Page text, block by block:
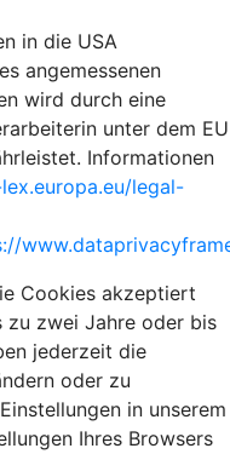
in die USA
angemessenen
wird durch eine
unter dem EU
Informationen
legal-
Cookies akzeptiert
zu zwei Jahre oder bis
jederzeit die
oder zu
in unserem
Ihres Browsers